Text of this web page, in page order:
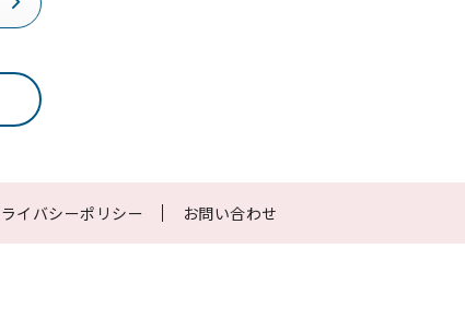
イバシーポリシー お問い合わせ